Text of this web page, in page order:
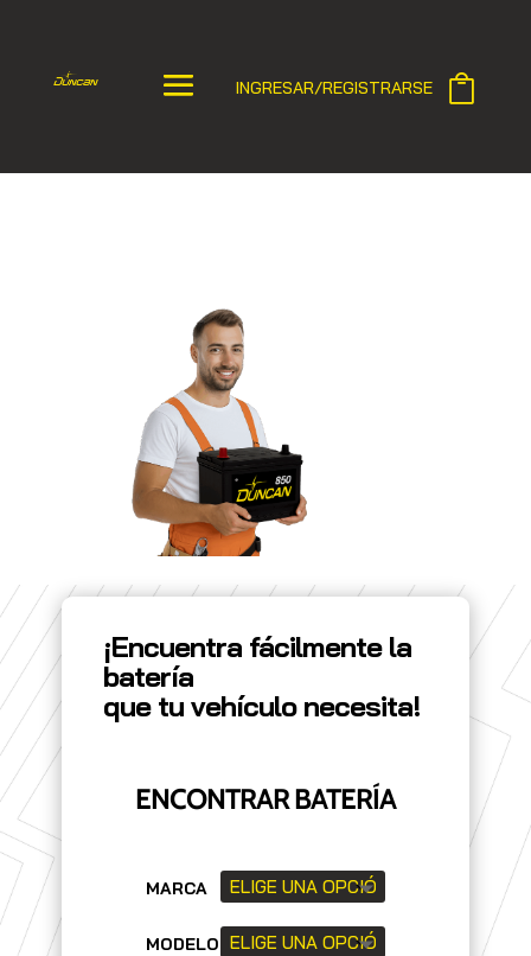
INGRESAR/REGISTRARSE
¡Encuentra fácilmente la
batería
que tu vehículo necesita!
ENCONTRAR BATERÍA
MARCA
MODELO